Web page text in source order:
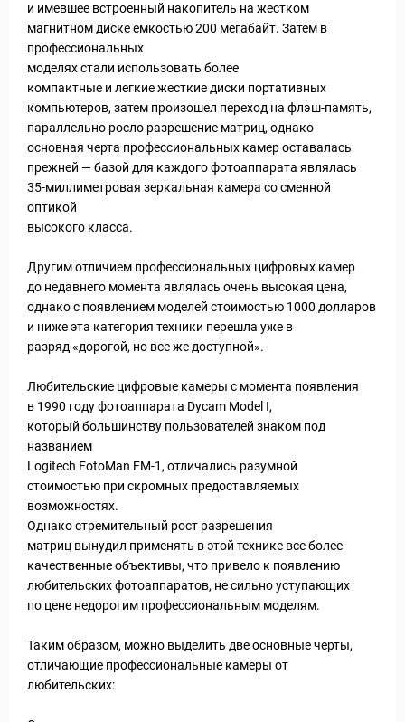
Туры
и имевшее встроенный накопитель на жестком
магнитном диске емкостью 200 мегабайт. Затем в
профессиональных
моделях стали использовать более
компактные и легкие жесткие диски портативных
компьютеров, затем произошел переход на флэш-память,
параллельно росло разрешение матриц, однако
основная черта профессиональных камер оставалась
прежней — базой для каждого фотоаппарата являлась
35-миллиметровая зеркальная камера со сменной
оптикой
высокого класса.
Другим отличием профессиональных цифровых камер
до недавнего момента являлась очень высокая цена,
однако с появлением моделей стоимостью 1000 долларов
и ниже эта категория техники перешла уже в
разряд «дорогой, но все же доступной».
Любительские цифровые камеры с момента появления
в 1990 году фотоаппарата Dycam Model I,
который большинству пользователей знаком под
названием
Logitech FotoMan FM-1, отличались разумной
стоимостью при скромных предоставляемых
возможностях.
Однако стремительный рост разрешения
матриц вынудил применять в этой технике все более
качественные объективы, что привело к появлению
любительских фотоаппаратов, не сильно уступающих
по цене недорогим профессиональным моделям.
Таким образом, можно выделить две основные черты,
отличающие профессиональные камеры от
любительских: